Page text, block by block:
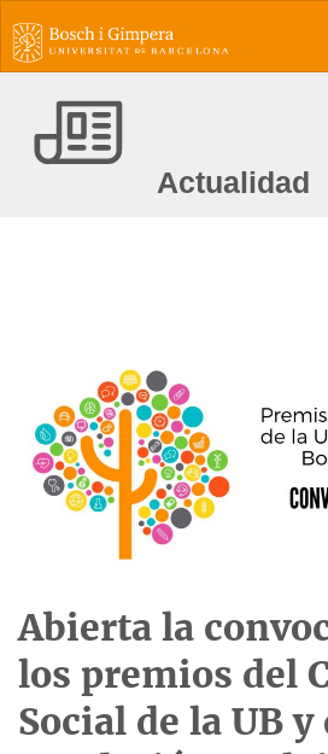
Actualidad
Abierta la
los premios del
Social de la UB y